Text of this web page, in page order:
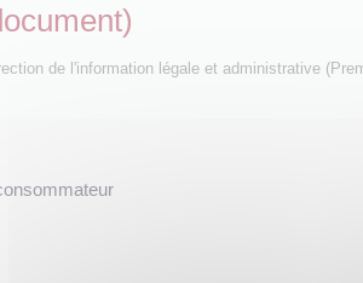
de l'information légale et administrative